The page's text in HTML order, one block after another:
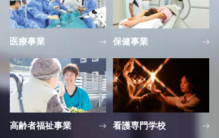
医療事業 保健事業
高齢者福祉事業 看護専門学校